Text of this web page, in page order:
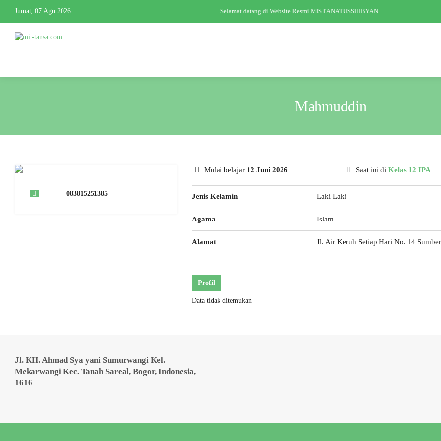
Jumat, 07 Agu 2026 Selamat datang di Website Resmi MIS I'ANATUSSHIBYAN
Mahmuddin
083815251385
Mulai belajar 12 Juni 2026 Saat ini di Kelas 12 IPA
Jenis Kelamin Laki Laki
Agama Islam
Alamat Jl. Air Keruh Setiap Hari No. 14
Profil
Data tidak ditemukan
Jl. KH. Ahmad Sya yani Sumurwangi Kel.
Mekarwangi Kec. Tanah Sareal, Bogor, Indonesia,
1616